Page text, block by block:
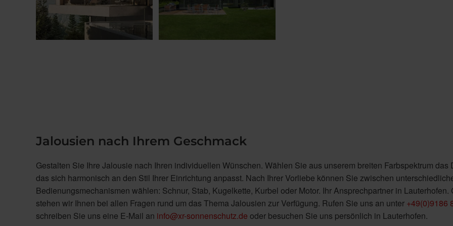
Jalousien nach Ihrem Geschmack
Gestalten Sie Ihre Jalousie nach Ihren individuellen Wünschen. Wählen Sie aus unserem breiten Farbspektrum das
das sich harmonisch an den Stil Ihrer Einrichtung anpasst. Nach Ihrer Vorliebe können Sie zwischen
Bedienungsmechanismen wählen: Schnur, Stab, Kugelkette, Kurbel oder Motor. Ihr Ansprechpartner in Lauterhofen.
stehen wir Ihnen bei allen Fragen rund um das Thema Jalousien zur Verfügung. Rufen Sie uns an unter +49(0)9186
schreiben Sie uns eine E-Mail an info@xr-sonnenschutz.de oder besuchen Sie uns persönlich in Lauterhofen.